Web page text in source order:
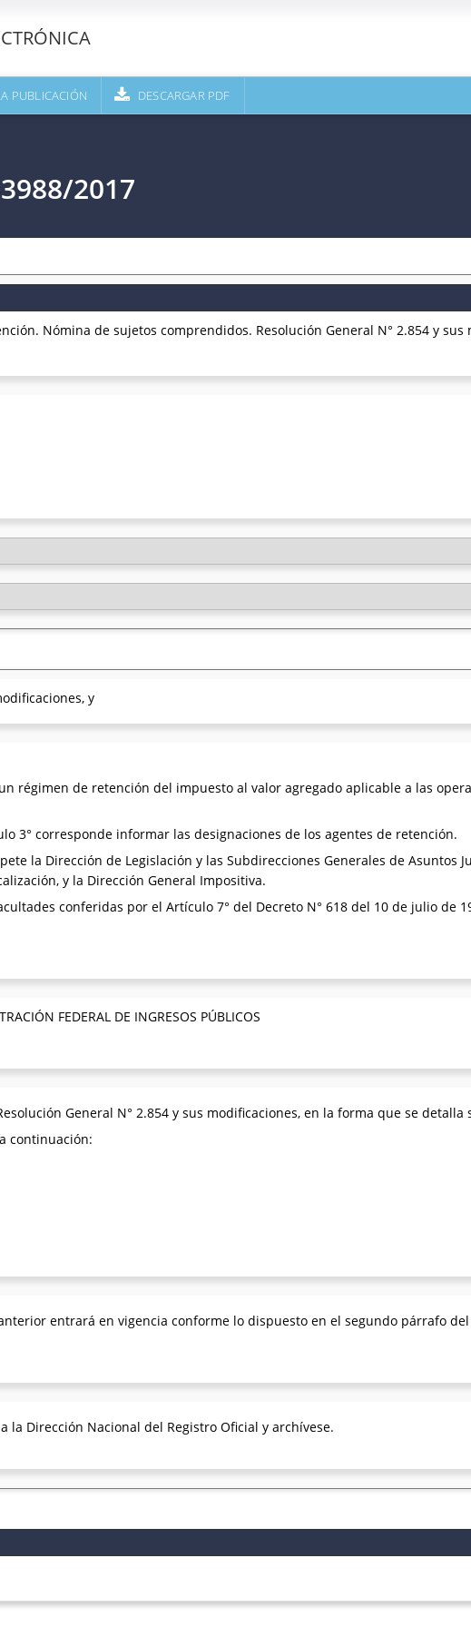
PUBLICACIÓN DESCARGAR PDF
2017
Nómina de sujetos comprendidos. Resolución General N° 2.854 y sus
y
régimen de retención del impuesto al valor agregado aplicable a las
3° corresponde informar las designaciones de los agentes de retención.
la Dirección de Legislación y las Subdirecciones Generales de Asuntos
y la Dirección General Impositiva.
conferidas por el Artículo 7° del Decreto N° 618 del 10 de julio de
FEDERAL DE INGRESOS PÚBLICOS
General N° 2.854 y sus modificaciones, en la forma que se detalla
continuación:
entrará en vigencia conforme lo dispuesto en el segundo párrafo
la Dirección Nacional del Registro Oficial y archívese.